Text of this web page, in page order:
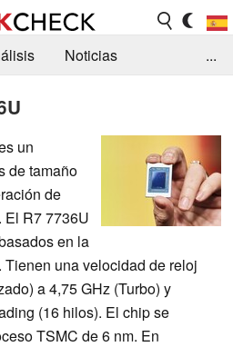
Noticias
...
un
de tamaño
de
El R7 7736U
en la
una velocidad de reloj
a 4,75 GHz (Turbo) y
(16 hilos). El chip se
TSMC de 6 nm. En